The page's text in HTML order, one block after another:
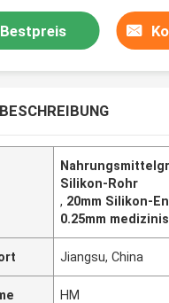
Bestpreis
Silikon-Rohr
, 20mm Silikon-
0.25mm
Jiangsu, China
HM